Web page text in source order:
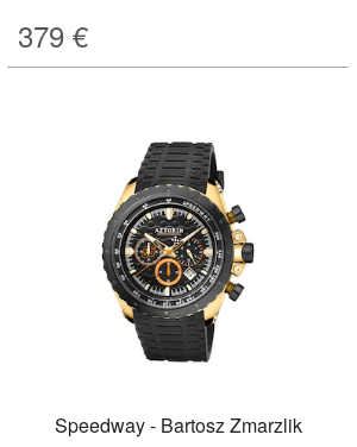
379 €
Speedway - Bartosz Zmarzlik